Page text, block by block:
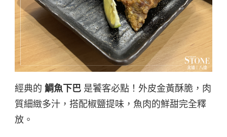
經典的 鯛魚下巴 是饕客必點！外皮金黃酥脆，肉
質細緻多汁，搭配椒鹽提味，魚肉的鮮甜完全釋
放。